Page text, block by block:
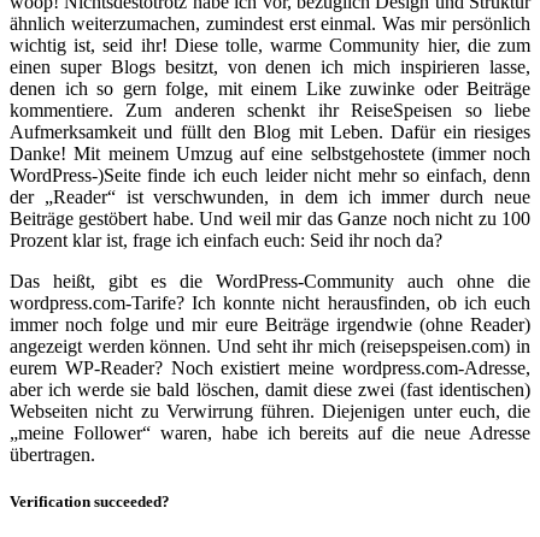
ähnlich weiterzumachen, zumindest erst einmal. Was mir persönlich
wichtig ist, seid ihr! Diese tolle, warme Community hier, die zum
einen super Blogs besitzt, von denen ich mich inspirieren lasse,
denen ich so gern folge, mit einem Like zuwinke oder Beiträge
kommentiere. Zum anderen schenkt ihr ReiseSpeisen so liebe
Aufmerksamkeit und füllt den Blog mit Leben. Dafür ein riesiges
Danke! Mit meinem Umzug auf eine selbstgehostete (immer noch
WordPress-)Seite finde ich euch leider nicht mehr so einfach, denn
der „Reader“ ist verschwunden, in dem ich immer durch neue
Beiträge gestöbert habe. Und weil mir das Ganze noch nicht zu 100
Prozent klar ist, frage ich einfach euch: Seid ihr noch da?
Das heißt, gibt es die WordPress-Community auch ohne die
wordpress.com-Tarife? Ich konnte nicht herausfinden, ob ich euch
immer noch folge und mir eure Beiträge irgendwie (ohne Reader)
angezeigt werden können. Und seht ihr mich (reisepspeisen.com) in
eurem WP-Reader? Noch existiert meine wordpress.com-Adresse,
aber ich werde sie bald löschen, damit diese zwei (fast identischen)
Webseiten nicht zu Verwirrung führen. Diejenigen unter euch, die
„meine Follower“ waren, habe ich bereits auf die neue Adresse
übertragen.
Verification succeeded?